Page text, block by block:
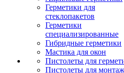
Герметики для
стеклопакетов
Герметики
специализированные
Гибридные герметики
Мастика для окон
Пистолеты для
Пистолеты для